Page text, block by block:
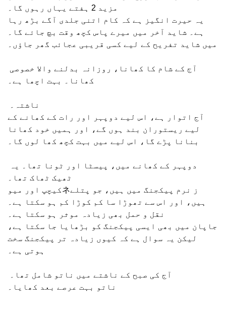
مزید 2 ہفتے یہاں رہوں گا۔
یہ حیرت انگیز ہے کہ کام اتنی جلدی آگے بڑھ رہا
ہے۔ شاید آخر میں میرے پاس کچھ وقت بچ جائے گا۔
میں شاید تفریح ​​کے لیے کسی قریبی عجائب گھر جاؤں۔
آج کے شام کا کھانا، روزانہ بدلنے والا خصوصی
کھانا۔ بہت اچھا ہے۔
ناشتہ۔
آج اتوار ہے، اس لیے دوپہر اور رات کے کھانے کے
لیے ریستوران بند ہوں گے، اور ہمیں خود کھانا
بنانا پڑے گا، اس لیے میں بہت کچھ کھا لوں گا۔
دوپہر کے کھانے میں، پیسٹا اور ٹونا تھا۔ یہ
ٹھیک ٹھاک تھا۔
کیچپ اور میوネز نرم پیکجنگ میں ہیں، جو پتلے
ہیں، اور اس سے تھوڑا سا کم کوڑا کم ہو سکتا ہے۔
نقل و حمل بھی زیادہ موثر ہو سکتا ہے۔
جاپان میں بھی ایسی پیکجنگ کو بڑھایا جا سکتا ہے،
لیکن یہ سوال ہے کہ کیوں زیادہ تر پیکجنگ سخت
ہوتی ہے۔
آج کی صبح کے ناشتے میں ناتو شامل تھا۔
ناتو بہت عرصے بعد کھایا۔